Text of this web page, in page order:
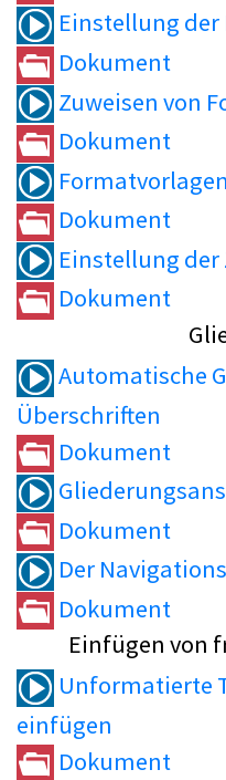
Einstellung
Dokument
Zuweisen von
Dokument
Dokument
Einstellung
Dokument
Automatische
Überschriften
Dokument
Dokument
Der
Dokument
Einfügen von
Unformatierte
einfügen
Dokument